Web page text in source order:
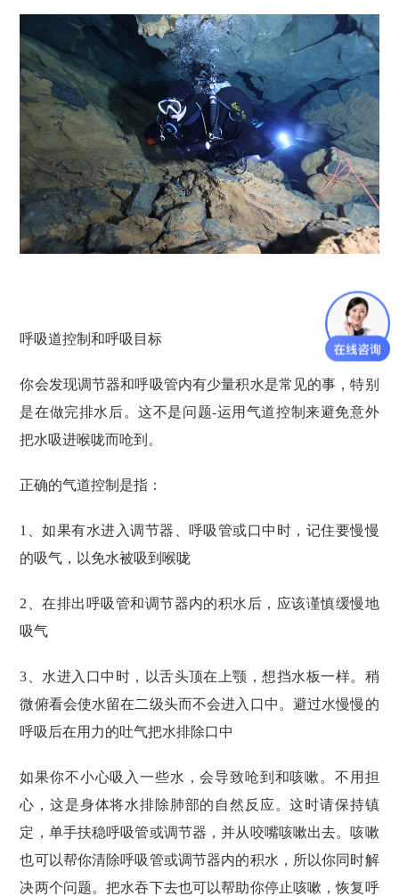
呼吸道控制和呼吸目标
你会发现调节器和呼吸管内有少量积水是常见的事，特别
是在做完排水后。这不是问题-运用气道控制来避免意外
把水吸进喉咙而呛到。
正确的气道控制是指：
1、如果有水进入调节器、呼吸管或口中时，记住要慢慢
的吸气，以免水被吸到喉咙
2、在排出呼吸管和调节器内的积水后，应该谨慎缓慢地
吸气
3、水进入口中时，以舌头顶在上颚，想挡水板一样。稍
微俯看会使水留在二级头而不会进入口中。避过水慢慢的
呼吸后在用力的吐气把水排除口中
如果你不小心吸入一些水，会导致呛到和咳嗽。不用担
心，这是身体将水排除肺部的自然反应。这时请保持镇
定，单手扶稳呼吸管或调节器，并从咬嘴咳嗽出去。咳嗽
也可以帮你清除呼吸管或调节器内的积水，所以你同时解
决两个问题。把水吞下去也可以帮助你停止咳嗽，恢复呼